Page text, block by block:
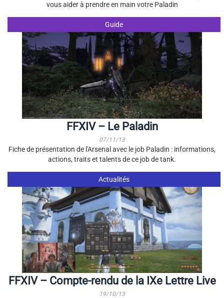
vous aider à prendre en main votre Paladin
Guide
FFXIV – Le Paladin
07/11/13
Fiche de présentation de l'Arsenal avec le job Paladin : informations,
actions, traits et talents de ce job de tank.
Actualités
FFXIV – Compte-rendu de la IXe Lettre Live
19/10/13